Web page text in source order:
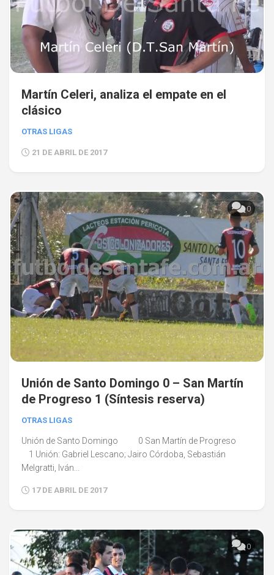
Martín Celeri, analiza el empate en el
clásico
OTRAS LIGAS
21 DE ABRIL DE 2017
0
Unión de Santo Domingo 0 – San Martín
de Progreso 1 (Síntesis reserva)
OTRAS LIGAS
Unión de Santo Domingo 0 San Martín de Progreso
1 Unión: Gabriel Lescano; Jairo Córdoba, Sebastián
Melgratti, Iván...
17 DE ABRIL DE 2017
0